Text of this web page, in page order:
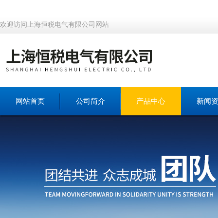
欢迎访问上海恒税电气有限公司网站
网站首页 公司简介 产品中心 新闻